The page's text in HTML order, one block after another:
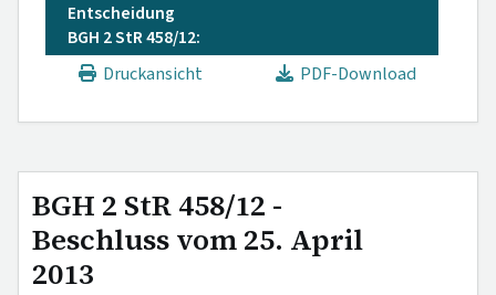
Entscheidung
BGH 2 StR 458/12:
Druckansicht
PDF-Download
BGH 2 StR 458/12 -
Beschluss vom 25. April
2013